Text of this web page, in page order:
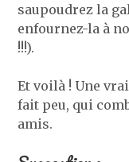
saupoudrez la
enfournez-la à
!!!).
Et voilà ! Une
fait peu, qui
amis.